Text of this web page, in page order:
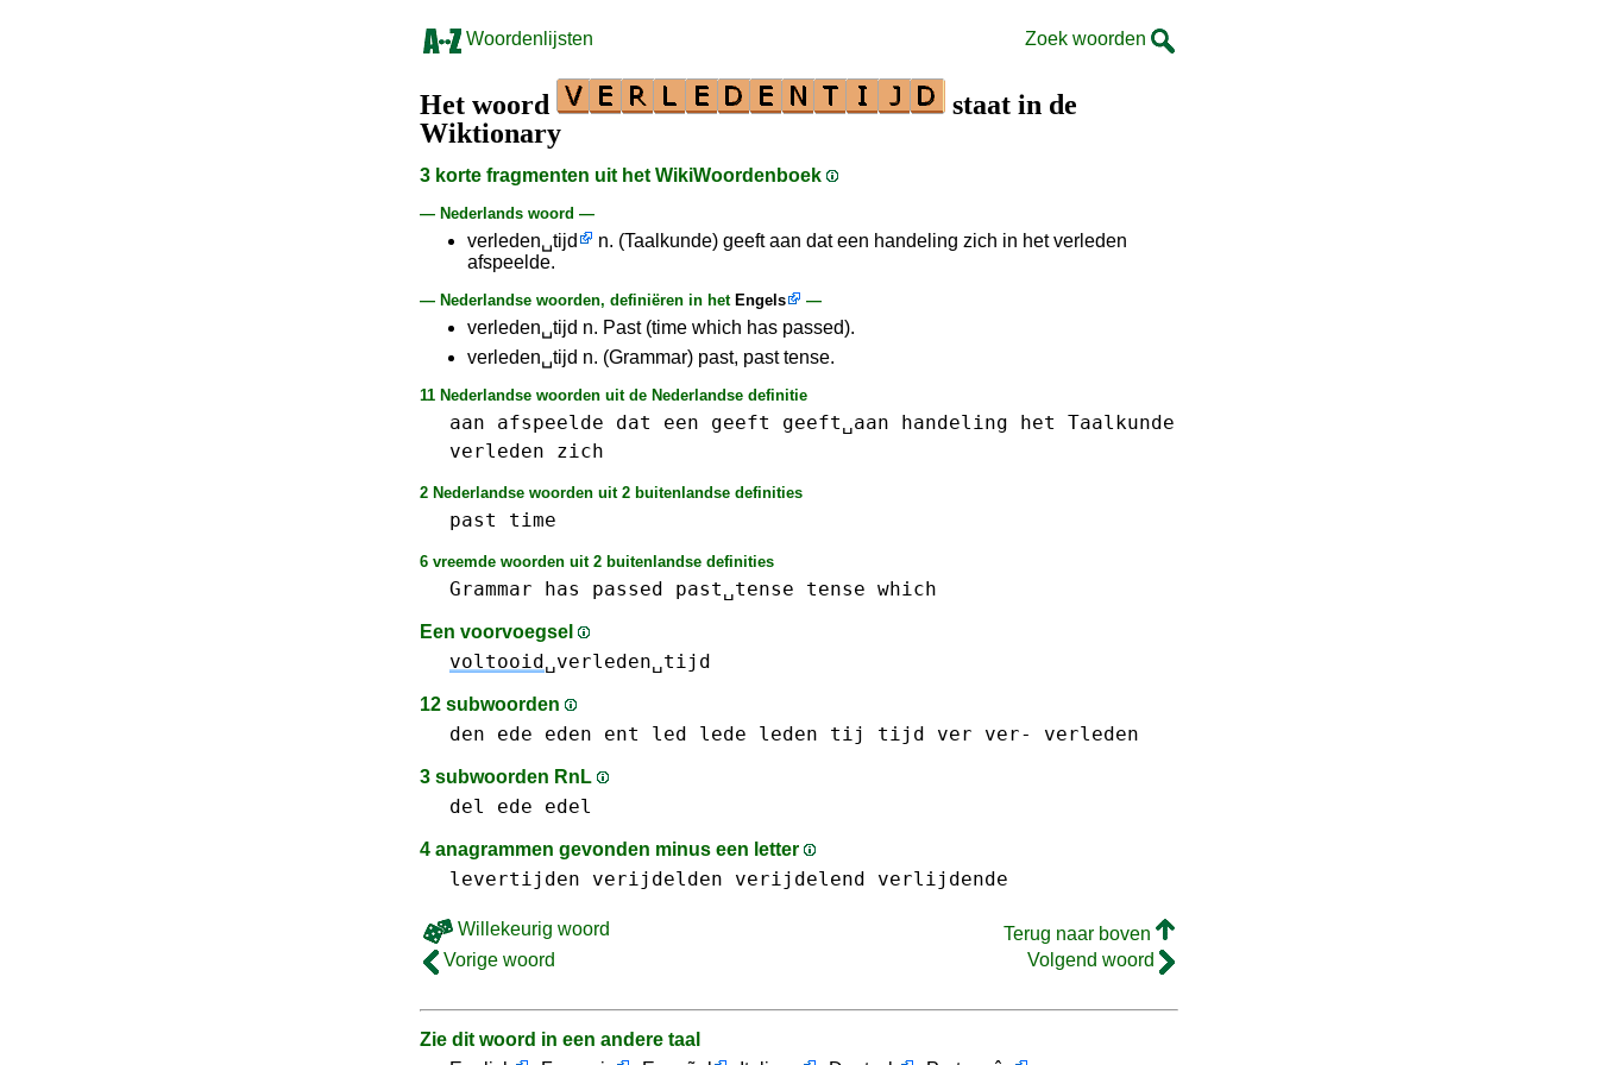
Woordenlijsten Zoek woorden
Het woord
staat in de
Wiktionary
3 korte fragmenten uit het WikiWoordenboek
— Nederlands woord —
verleden␣tijd
n. (Taalkunde) geeft aan dat een handeling zich in het verleden
afspeelde.
— Nederlandse woorden, definiëren in het Engels —
verleden␣tijd n. Past (time which has passed).
verleden␣tijd n. (Grammar) past, past tense.
11 Nederlandse woorden uit de Nederlandse definitie
aan afspeelde dat een geeft geeft␣aan handeling het
Taalkunde
verleden
zich
2 Nederlandse woorden uit 2 buitenlandse definities
past time
6 vreemde woorden uit 2 buitenlandse definities
Grammar has passed past␣tense tense which
Een voorvoegsel
voltooid␣verleden␣tijd
12 subwoorden
den ede eden ent led lede leden tij tijd ver ver- verleden
3 subwoorden RnL
del ede edel
4 anagrammen gevonden minus een letter
levertijden verijdelden verijdelend verlijdende
Willekeurig woord
Terug naar boven
Vorige woord
Volgend woord
Zie dit woord in een andere taal